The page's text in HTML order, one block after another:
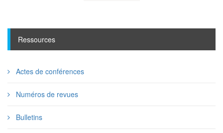
Ressources
Actes de conférences
Numéros de revues
Bulletins